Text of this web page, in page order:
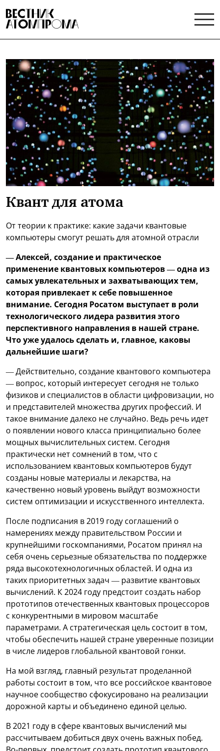
Квант для атома
От теории к практике: какие задачи квантовые
компьютеры смогут решать для атомной отрасли
— Алексей, создание и практическое
применение квантовых компьютеров — одна из
самых увлекательных и захватывающих тем,
которая привлекает к себе повышенное
внимание. Сегодня Росатом выступает в роли
технологического лидера развития этого
перспективного направления в нашей стране.
Что уже удалось сделать и, главное, каковы
дальнейшие шаги?
— Действительно, создание квантового компьютера
— вопрос, который интересует сегодня не только
физиков и специалистов в области цифровизации, но
и представителей множества других профессий. И
такое внимание далеко не случайно. Ведь речь идет
о появлении нового класса принципиально более
мощных вычислительных систем. Сегодня
практически нет сомнений в том, что с
использованием квантовых компьютеров будут
созданы новые материалы и лекарства, на
качественно новый уровень выйдут возможности
систем оптимизации и искусственного интеллекта.
После подписания в 2019 году соглашений о
намерениях между правительством России и
крупнейшими госкомпаниями, Росатом принял на
себя очень серьезные обязательства по поддержке
ряда высокотехнологичных областей. И одна из
таких приоритетных задач — развитие квантовых
вычислений. К 2024 году предстоит создать набор
прототипов отечественных квантовых процессоров
с конкурентными в мировом масштабе
параметрами. А стратегическая цель состоит в том,
чтобы обеспечить нашей стране уверенные позиции
в числе лидеров глобальной квантовой гонки.
На мой взгляд, главный результат проделанной
работы состоит в том, что все российское квантовое
научное сообщество сфокусировано на реализации
дорожной карты и объединено единой целью.
В 2021 году в сфере квантовых вычислений мы
рассчитываем добиться двух очень важных побед.